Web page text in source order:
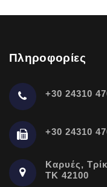
Πληροφορίες
+30 24310
+30 24310
Καρυές,
ΤΚ 42100